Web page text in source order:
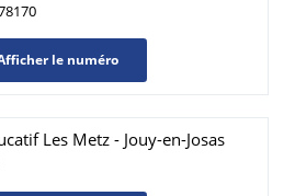
le numéro
Les Metz - Jouy-en-Josas